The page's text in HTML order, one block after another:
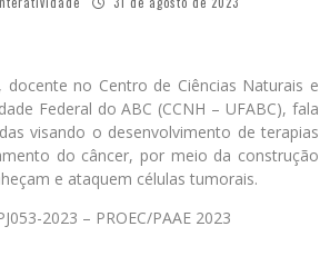
, docente no Centro de Ciências Naturais e
Federal do ABC (CCNH – UFABC), fala
visando o desenvolvimento de terapias
do câncer, por meio da construção
e ataquem células tumorais.
2023 – PROEC/PAAE 2023